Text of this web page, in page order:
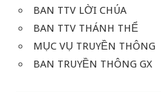
BAN TTV LỜI CHÚA
BAN TTV THÁNH THỂ
MỤC VỤ TRUYỀN THÔNG
BAN TRUYỀN THÔNG GX